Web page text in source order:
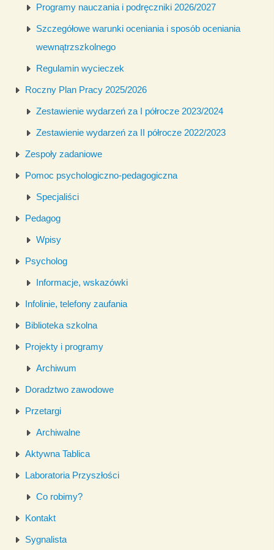
Programy nauczania i podręczniki 2026/2027
Szczegółowe warunki oceniania i sposób oceniania
wewnątrzszkolnego
Regulamin wycieczek
Roczny Plan Pracy 2025/2026
Zestawienie wydarzeń za I półrocze 2023/2024
Zestawienie wydarzeń za II półrocze 2022/2023
Zespoły zadaniowe
Pomoc psychologiczno-pedagogiczna
Specjaliści
Pedagog
Wpisy
Psycholog
Informacje, wskazówki
Infolinie, telefony zaufania
Biblioteka szkolna
Projekty i programy
Archiwum
Doradztwo zawodowe
Przetargi
Archiwalne
Aktywna Tablica
Laboratoria Przyszłości
Co robimy?
Kontakt
Sygnalista